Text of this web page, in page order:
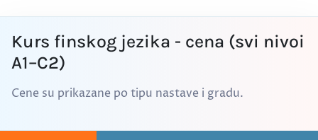
Kurs finskog jezika - cena (svi nivoi
A1–C2)
Cene su prikazane po tipu nastave i gradu.